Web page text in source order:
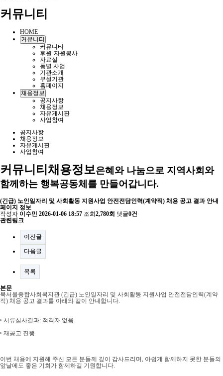
커뮤니티
HOME
커뮤니티
커뮤니티
후원·자원봉사
자료실
동별 사업
기관소개
부설기관
홈페이지
채용정보
공지사항
채용정보
자유게시판
사업참여
공지사항
채용정보
자유게시판
사업참여
커뮤니티 채용정보은혜와 나눔으로 지역사회와
함께하는 행복공동체를 만들어갑니다.
(긴급) 노인일자리 및 사회활동 지원사업 안전전담인력(계약직) 채용 공고 결과 안내
페이지 정보
작성자 이수민 2026-01-06 18:57 조회 2,780회 댓글0건
관련링크
이전글
다음글
목록
본문
북서울종합사회복지관 (긴급) 노인일자리 및 사회활동 지원사업 안전전담인력(계약
직) 채용 공고 결과를 아래와 같이 안내합니다.
‣ 서류심사결과: 적격자 없음
‣ 재공고 진행
이번 채용에 지원해 주신 모든 분들께 깊이 감사드리며, 아쉽게 함께하지 못한 분들의
앞날에도 좋은 기회가 함께하길 기원합니다.